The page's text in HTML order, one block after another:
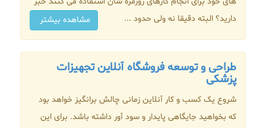
دارید؟ البته دقیقا نه ولی حدود ...
مشاهده بیشتر
طراحی و توسعه فروشگاه آنلاین تجهیزات
پزشکی
شروع یک کسب و کار آنلاین زمانی چالش برانگیز خواهد بود
که بخواهید جایگاهی پایدار و سود آور داشته باشد. برای این